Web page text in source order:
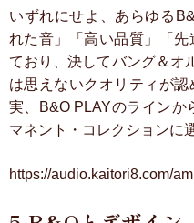
いずれにせよ、あらゆる
れた音」「高い品質」「
ており、決してバング＆オ
は思えないクオリティが
実、B&O PLAYのラインか
マネント・コレクションに
https://audio.kaitori8.com/